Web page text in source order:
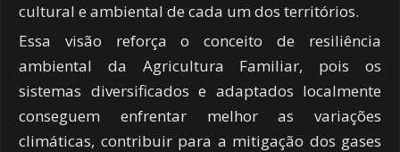
cultural e ambiental de cada um dos territórios.
Essa visão reforça o conceito de resiliência
ambiental da Agricultura Familiar, pois os
sistemas diversificados e adaptados localmente
conseguem enfrentar melhor as variações
climáticas, contribuir para a mitigação dos gases